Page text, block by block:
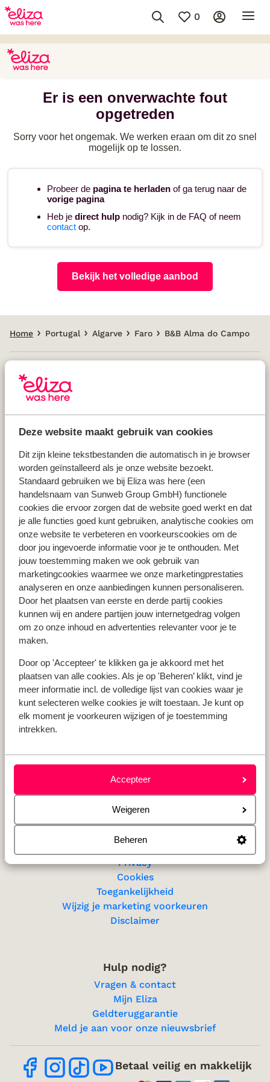
Deze website maakt gebruik van cookies
Dit zijn kleine tekstbestanden die automatisch in je browser
worden geïnstalleerd als je onze website bezoekt.
Standaard gebruiken we bij Eliza was here (een
handelsnaam van Sunweb Group GmbH) functionele
cookies die ervoor zorgen dat de website goed werkt en dat
je alle functies goed kunt gebruiken, analytische cookies om
onze website te verbeteren en voorkeurscookies om de
door jou ingevoerde informatie voor je te onthouden. Met
jouw toestemming maken we ook gebruik van
marketingcookies waarmee we onze marketingprestaties
analyseren en onze aanbiedingen kunnen personaliseren.
Door het plaatsen van eerste en derde partij cookies
kunnen wij en andere partijen jouw internetgedrag volgen
om zo onze inhoud en advertenties relevanter voor je te
maken.
Door op 'Accepteer' te klikken ga je akkoord met het
plaatsen van alle cookies. Als je op 'Beheren’ klikt, vind je
meer informatie incl. de volledige lijst van cookies waar je
kunt selecteren welke cookies je wilt toestaan. Je kunt op
elk moment je voorkeuren wijzigen of je toestemming
intrekken.
Accepteer
Weigeren
Beheren
0
Er is een onverwachte fout
opgetreden
Sorry voor het ongemak. We werken eraan om dit zo snel
mogelijk op te lossen.
Probeer de pagina te herladen of ga terug naar de
vorige pagina
Heb je direct hulp nodig? Kijk in de FAQ of neem
contact op.
Bekijk het volledige aanbod
Home Portugal Algarve Faro B&B Alma do Campo
Vakantie Griekenland
Vakantie Spanje
Vakantie Portugal
Populaire regio's
Vakantie Kreta
Vakantie Zakynthos
Vakantie Andalusië
Vakantie Algarve
Type vakantie
Last minute vakantie
Zomervakantie
Herfstvakantie
Over mij
Verantwoord op vakantie
Pers & media
Sitemap
Privacy & cookies
Privacy
Cookies
Toegankelijkheid
Wijzig je marketing voorkeuren
Disclaimer
Hulp nodig?
Vragen & contact
Mijn Eliza
Geldteruggarantie
Meld je aan voor onze nieuwsbrief
Betaal veilig en makkelijk